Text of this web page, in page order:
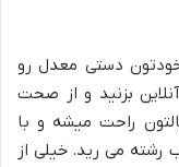
دستی معدل رو
بزنید و از صحت
راحت میشه و با
رشته می رید. خیلی از